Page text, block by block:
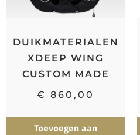
DUIKMATERIALEN
XDEEP WING
CUSTOM MADE
€ 860,00
Toevoegen aan